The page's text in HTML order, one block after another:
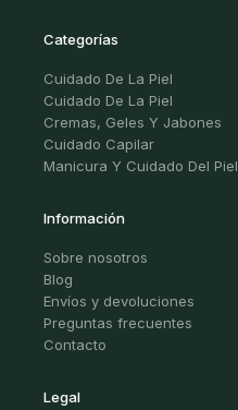
Categorías
Cuidado De La Piel
Cuidado De La Piel
Cremas, Geles Y Jabones
Cuidado Capilar
Manicura Y Cuidado Del Piel
Información
Sobre nosotros
Blog
Envíos y devoluciones
Preguntas frecuentes
Contacto
Legal